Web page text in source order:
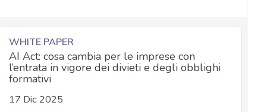
WHITE PAPER
AI Act: cosa cambia per le imprese con
l’entrata in vigore dei divieti e degli obblighi
formativi
17 Dic 2025